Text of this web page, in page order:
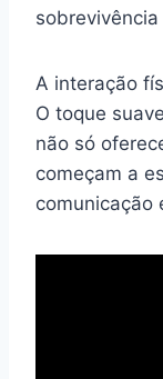
A interação
O toque
não só
começam a
comunicação